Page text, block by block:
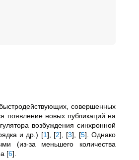
совершенных
появление новых публикаций на
возбуждения синхронной
и др.) [1] [2] [3] [5] . Однако
(из-за меньшего количества
[6]